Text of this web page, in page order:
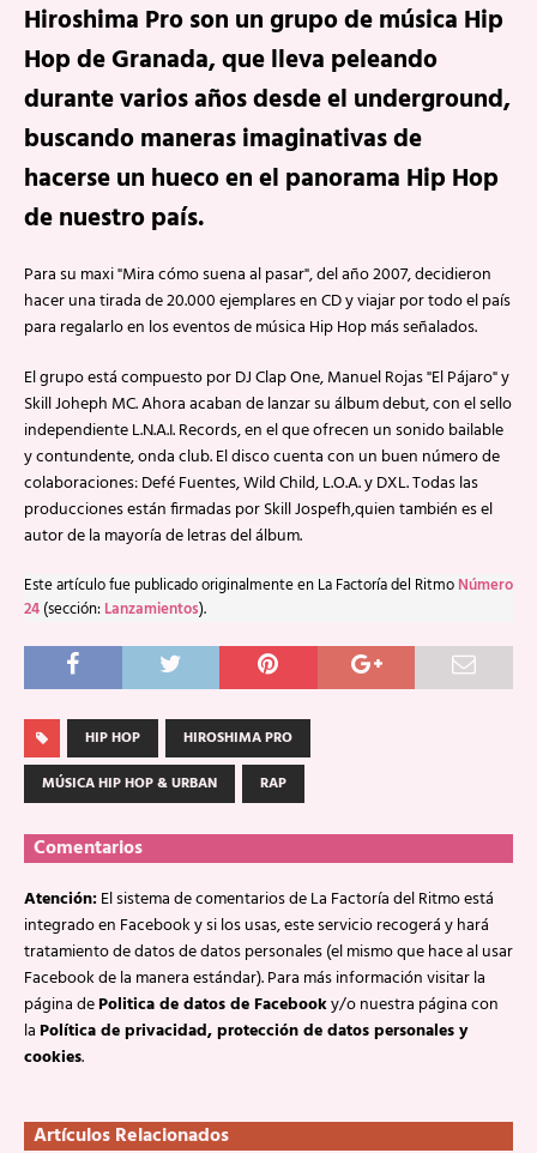
Hiroshima Pro son un grupo de música Hip
Hop de Granada, que lleva peleando
durante varios años desde el underground,
buscando maneras imaginativas de
hacerse un hueco en el panorama Hip Hop
de nuestro país.
Para su maxi "Mira cómo suena al pasar", del año 2007, decidieron
hacer una tirada de 20.000 ejemplares en CD y viajar por todo el país
para regalarlo en los eventos de música Hip Hop más señalados.
El grupo está compuesto por DJ Clap One, Manuel Rojas "El Pájaro" y
Skill Joheph MC. Ahora acaban de lanzar su álbum debut, con el sello
independiente L.N.A.I. Records, en el que ofrecen un sonido bailable
y contundente, onda club. El disco cuenta con un buen número de
colaboraciones: Defé Fuentes, Wild Child, L.O.A. y DXL. Todas las
producciones están firmadas por Skill Jospefh,quien también es el
autor de la mayoría de letras del álbum.
Este artículo fue publicado originalmente en La Factoría del Ritmo Número
24 (sección: Lanzamientos).
HIP HOP
HIROSHIMA PRO
MÚSICA HIP HOP & URBAN
RAP
Comentarios
Atención:El sistema de comentarios de La Factoría del Ritmo está
integrado en Facebook y si los usas, este servicio recogerá y hará
tratamiento de datos de datos personales (el mismo que hace al usar
Facebook de la manera estándar). Para más información visitar la
página dePolitica de datos de Facebooky/o nuestra página con
laPolítica de privacidad, protección de datos personales y
cookies.
Artículos Relacionados